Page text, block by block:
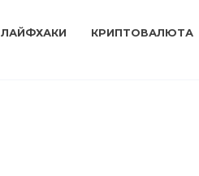
ЛАЙФХАКИ КРИПТОВАЛЮТА